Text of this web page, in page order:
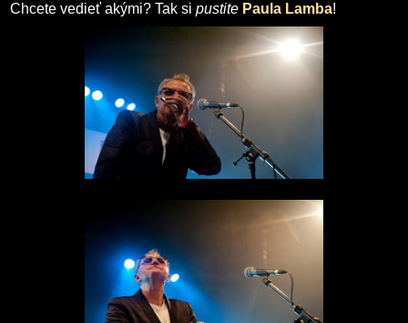
Chcete vedieť akými? Tak si pustite Paula Lamba!